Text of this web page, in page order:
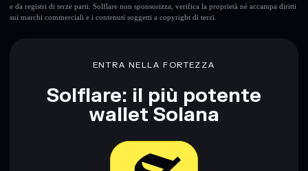
e da registri di terze parti. Solflare non sponsorizza, verifica la proprietà né accampa diritti
sui marchi commerciali e i contenuti soggetti a copyright di terzi.
ENTRA NELLA FORTEZZA
Solflare: il più potente
wallet Solana